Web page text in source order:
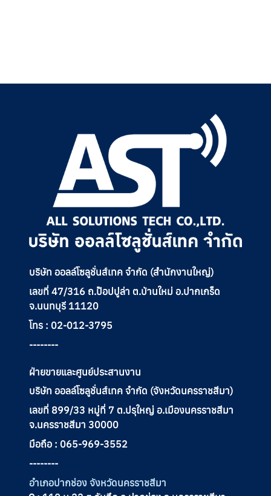
บริษัท ออลล์โซลูชั่นส์เทค จำกัด (สำนักงานใหญ่)
เลขที่ 47/316 ถ.ป๊อปปูล่า ต.บ้านใหม่ อ.ปากเกร็ด
จ.นนทบุรี 11120
โทร : 02-012-3795
--------
ฝ่ายขายและศูนย์ประสานงาน
บริษัท ออลล์โซลูชั่นส์เทค จำกัด (จังหวัดนครราชสีมา)
เลขที่ 899/33 หมู่ที่ 7 ต.ปรุใหญ่ อ.เมืองนครราชสีมา
จ.นครราชสีมา 30000
มือถือ : 065-969-3552
--------
อำเภอปากช่อง จังหวัดนครราชสีมา